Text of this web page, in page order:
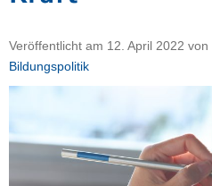
g
e
i
f
Veröffentlicht am 12. April 2022 von
Bildungspolitik